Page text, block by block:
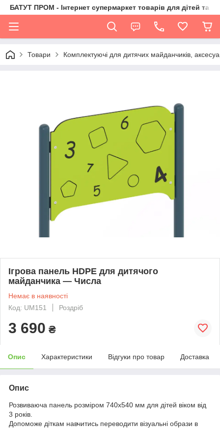
БАТУТ ПРОМ - Інтернет супермаркет товарів для дітей та їх
Товари Комплектуючі для дитячих майданчиків,
Ігрова панель HDPE для дитячого
майданчика — Числа
Немає в наявності
Код: UM151
Роздріб
3 690 ₴
Опис Характеристики Відгуки про товар Доставка
Опис
Розвиваюча панель розміром 740х540 мм для дітей віком від
3 років.
Допоможе діткам навчитись переводити візуальні образи в